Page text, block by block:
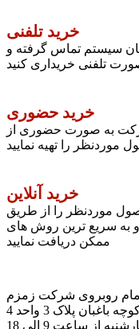
خرید تلفنی
سیستم تماس گرفته و
تلفنی خریداری کنید
خرید حضوری
به صورت حضوری از
موردنظر را تهیه نمایید
خرید آنلاین
موردنظر را از طریق
به سریع ترین روش های
ممکن دریافت نمایید
امام روبروی شرکت زمزم
باغبان پلاک 3 واحد 4